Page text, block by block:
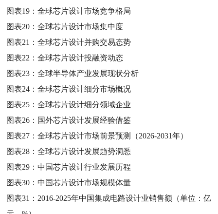
图表19：全球芯片设计市场竞争格局
图表20：全球芯片设计市场集中度
图表21：全球芯片设计并购交易态势
图表22：全球芯片设计投融资动态
图表23：全球半导体产业发展现状分析
图表24：全球芯片设计细分市场概况
图表25：全球芯片设计细分领域企业
图表26： 国外芯片设计发展经验借鉴
图表27：全球芯片设计市场前景预测（2026-2031年）
图表28：全球芯片设计发展趋势洞悉
图表29：中国芯片设计行业发展历程
图表30：中国芯片设计市场规模体量
图表31： 2016-2025年中国集成电路设计业销售额（单位：亿